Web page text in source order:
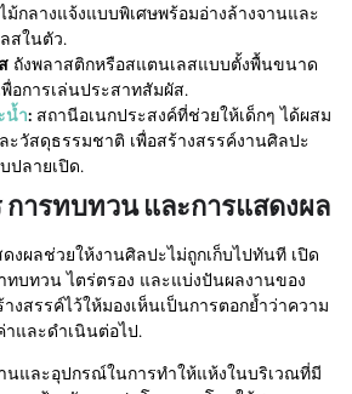
ม้กลางแจ้งแบบพิเศษพร้อมอ่างล้างจานและ
สในตัว.
ถังพลาสติกหรือสแตนเลสแบบตั้งพื้นขนาด
อการเล่นประสาทสัมผัส.
น้ำ: สถานีอเนกประสงค์ที่ช่วยให้เด็กๆ ได้ผสม
ะวัสดุธรรมชาติ เพื่อสร้างสรรค์งานศิลปะ
ปลายเปิด.
ารทบทวน และการแสดงผล
งผลช่วยให้งานศิลปะไม่ถูกเก็บไปทันที เปิด
ทบทวน ไตร่ตรอง และแบ่งปันผลงานของ
งสรรค์ไว้ให้มองเห็นเป็นการตอกย้ำว่าความ
และดำเนินต่อไป.
นและอุปกรณ์ในการทำให้แห้งในบริเวณที่มี